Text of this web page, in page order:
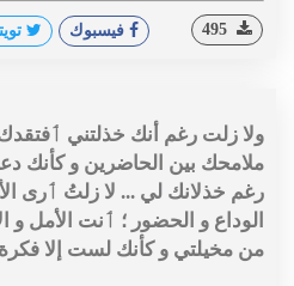
فيسبوك
ولا زلت رغم أنك خذلتني
ملامحك بين الحاضرين و كأنك
رغم خذلانك لي ... لا زلتُ ٲرى
الوداع و الحضور ؛ ٲنت الأمل و
من مخيلتي و كأنك لست إلا فكرة